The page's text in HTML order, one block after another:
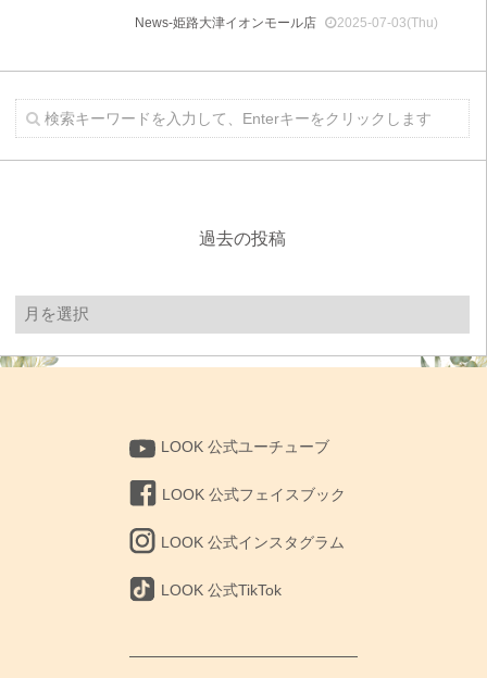
News-姫路大津イオンモール店 2025-07-03(Thu)
過去の投稿
去
投
LOOK 公式ユーチューブ
LOOK 公式フェイスブック
LOOK 公式インスタグラム
LOOK 公式TikTok